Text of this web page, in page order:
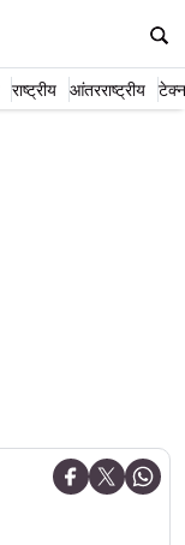
राष्ट्रीय आंतरराष्ट्रीय